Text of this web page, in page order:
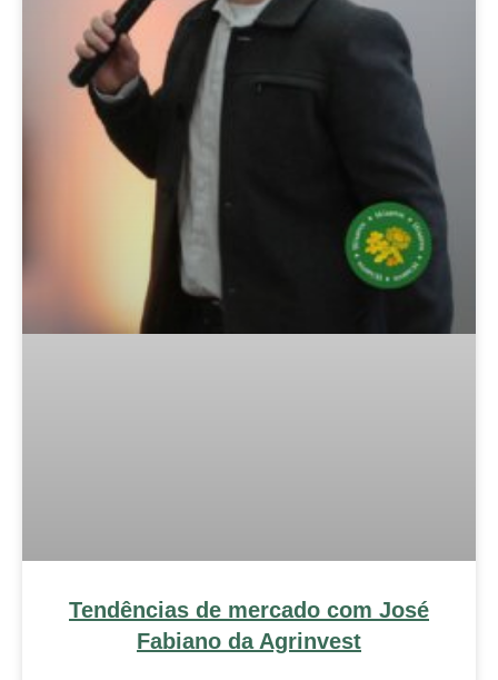
Tendências de mercado com José
Fabiano da Agrinvest